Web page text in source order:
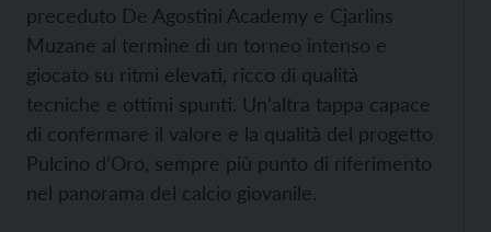
preceduto De Agostini Academy e Cjarlins
Muzane al termine di un torneo intenso e
giocato su ritmi elevati, ricco di qualità
tecniche e ottimi spunti. Un’altra tappa capace
di confermare il valore e la qualità del progetto
Pulcino d’Oro, sempre più punto di riferimento
nel panorama del calcio giovanile.